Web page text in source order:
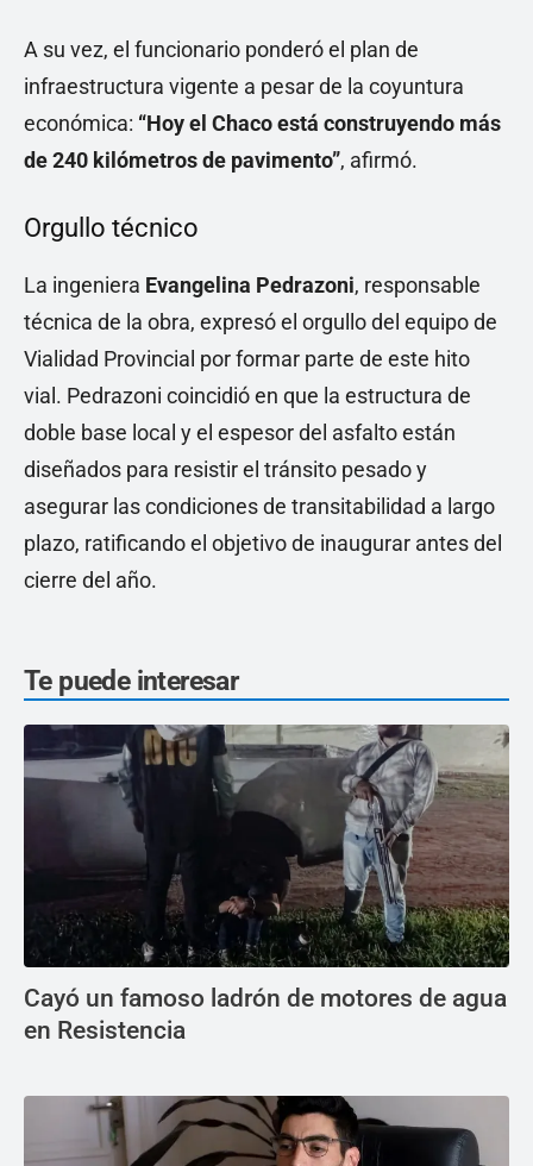
A su vez, el funcionario ponderó el plan de
infraestructura vigente a pesar de la coyuntura
económica: “Hoy el Chaco está construyendo más
de 240 kilómetros de pavimento”, afirmó.
Orgullo técnico
La ingeniera Evangelina Pedrazoni, responsable
técnica de la obra, expresó el orgullo del equipo de
Vialidad Provincial por formar parte de este hito
vial. Pedrazoni coincidió en que la estructura de
doble base local y el espesor del asfalto están
diseñados para resistir el tránsito pesado y
asegurar las condiciones de transitabilidad a largo
plazo, ratificando el objetivo de inaugurar antes del
cierre del año.
Te puede interesar
Cayó un famoso ladrón de motores de agua
en Resistencia